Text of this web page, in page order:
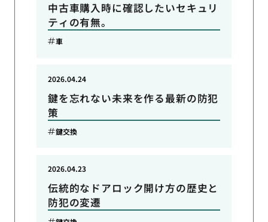
中古車購入時に確認したいセキュリ
ティの有無。
車
鍵を忘れない未来を作る最新の防犯
策
2026.04.24
鍵交換
伝統的なドアロック開け方の歴史と
防犯の変遷
2026.04.23